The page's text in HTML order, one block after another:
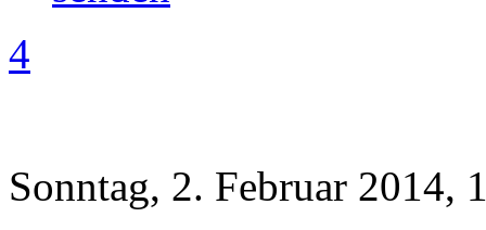
4
Sonntag, 2. Februar 2014,